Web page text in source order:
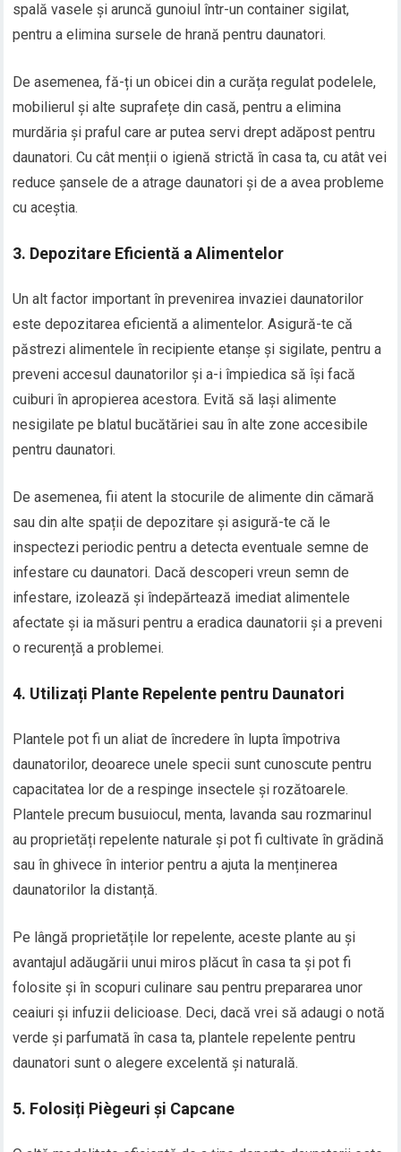
spală vasele și aruncă gunoiul într-un container sigilat,
pentru a elimina sursele de hrană pentru daunatori.
De asemenea, fă-ți un obicei din a curăța regulat podelele,
mobilierul și alte suprafețe din casă, pentru a elimina
murdăria și praful care ar putea servi drept adăpost pentru
daunatori. Cu cât menții o igienă strictă în casa ta, cu atât vei
reduce șansele de a atrage daunatori și de a avea probleme
cu aceștia.
3. Depozitare Eficientă a Alimentelor
Un alt factor important în prevenirea invaziei daunatorilor
este depozitarea eficientă a alimentelor. Asigură-te că
păstrezi alimentele în recipiente etanșe și sigilate, pentru a
preveni accesul daunatorilor și a-i împiedica să își facă
cuiburi în apropierea acestora. Evită să lași alimente
nesigilate pe blatul bucătăriei sau în alte zone accesibile
pentru daunatori.
De asemenea, fii atent la stocurile de alimente din cămară
sau din alte spații de depozitare și asigură-te că le
inspectezi periodic pentru a detecta eventuale semne de
infestare cu daunatori. Dacă descoperi vreun semn de
infestare, izolează și îndepărtează imediat alimentele
afectate și ia măsuri pentru a eradica daunatorii și a preveni
o recurență a problemei.
4. Utilizați Plante Repelente pentru Daunatori
Plantele pot fi un aliat de încredere în lupta împotriva
daunatorilor, deoarece unele specii sunt cunoscute pentru
capacitatea lor de a respinge insectele și rozătoarele.
Plantele precum busuiocul, menta, lavanda sau rozmarinul
au proprietăți repelente naturale și pot fi cultivate în grădină
sau în ghivece în interior pentru a ajuta la menținerea
daunatorilor la distanță.
Pe lângă proprietățile lor repelente, aceste plante au și
avantajul adăugării unui miros plăcut în casa ta și pot fi
folosite și în scopuri culinare sau pentru prepararea unor
ceaiuri și infuzii delicioase. Deci, dacă vrei să adaugi o notă
verde și parfumată în casa ta, plantele repelente pentru
daunatori sunt o alegere excelentă și naturală.
5. Folosiți Piègeuri și Capcane